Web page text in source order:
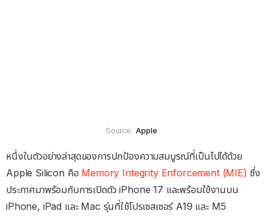
Source : Apple
หนึ่งในตัวอย่างล่าสุดของการปกป้องความสมบูรณ์ที่เป็นไปได้ด้วย
Apple Silicon คือ Memory Integrity Enforcement (MIE) ซึ่ง
ประกาศมาพร้อมกับการเปิดตัว iPhone 17 และพร้อมใช้งานบน
iPhone, iPad และ Mac รุ่นที่ใช้โปรเซสเซอร์ A19 และ M5